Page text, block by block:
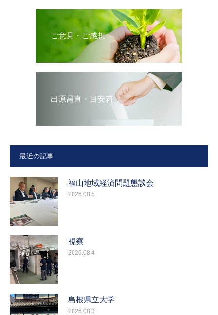
ご意見・ご感想
出原昌直・目安箱
最近の記事
福山地域経済問題懇談会
2026.08.5
視察
2026.08.4
島根県立大学
2026.08.3